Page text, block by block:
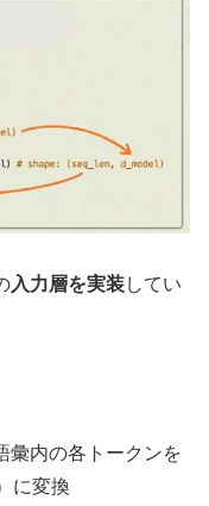
入力層を実装してい
彙内の各トークンを
に変換